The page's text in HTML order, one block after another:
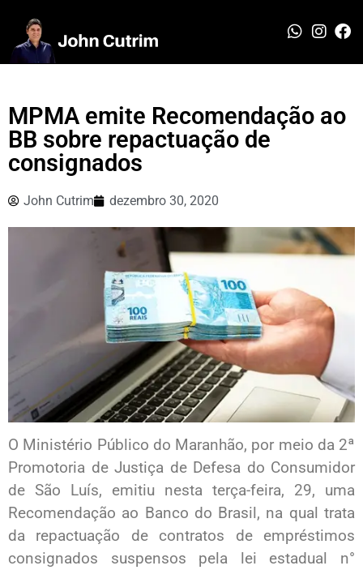
MPMA emite Recomendação ao
BB sobre repactuação de
consignados
John Cutrim dezembro 30, 2020
O Ministério Público do Maranhão, por meio da 2ª
Promotoria de Justiça de Defesa do Consumidor
de São Luís, emitiu nesta terça-feira, 29, uma
Recomendação ao Banco do Brasil, na qual trata
da repactuação de contratos de empréstimos
consignados suspensos pela lei estadual n°